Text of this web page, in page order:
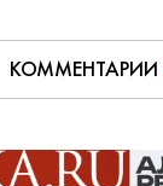
КОММЕНТАРИИ